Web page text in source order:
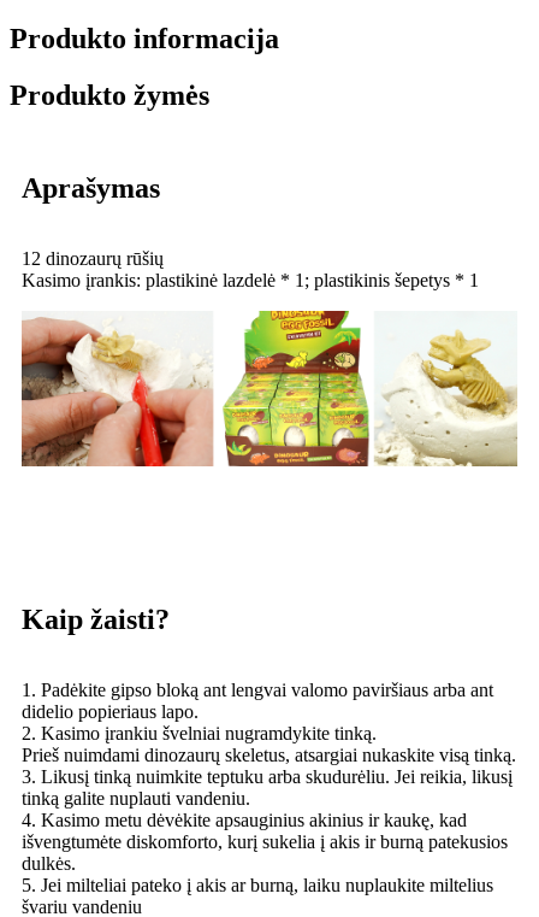
Produkto informacija
Produkto žymės
Aprašymas
12 dinozaurų rūšių
Kasimo įrankis: plastikinė lazdelė * 1; plastikinis šepetys * 1
Kaip žaisti?
1. Padėkite gipso bloką ant lengvai valomo paviršiaus arba ant
didelio popieriaus lapo.
2. Kasimo įrankiu švelniai nugramdykite tinką.
Prieš nuimdami dinozaurų skeletus, atsargiai nukaskite visą tinką.
3. Likusį tinką nuimkite teptuku arba skudurėliu. Jei reikia, likusį
tinką galite nuplauti vandeniu.
4. Kasimo metu dėvėkite apsauginius akinius ir kaukę, kad
išvengtumėte diskomforto, kurį sukelia į akis ir burną patekusios
dulkės.
5. Jei milteliai pateko į akis ar burną, laiku nuplaukite miltelius
švariu vandeniu